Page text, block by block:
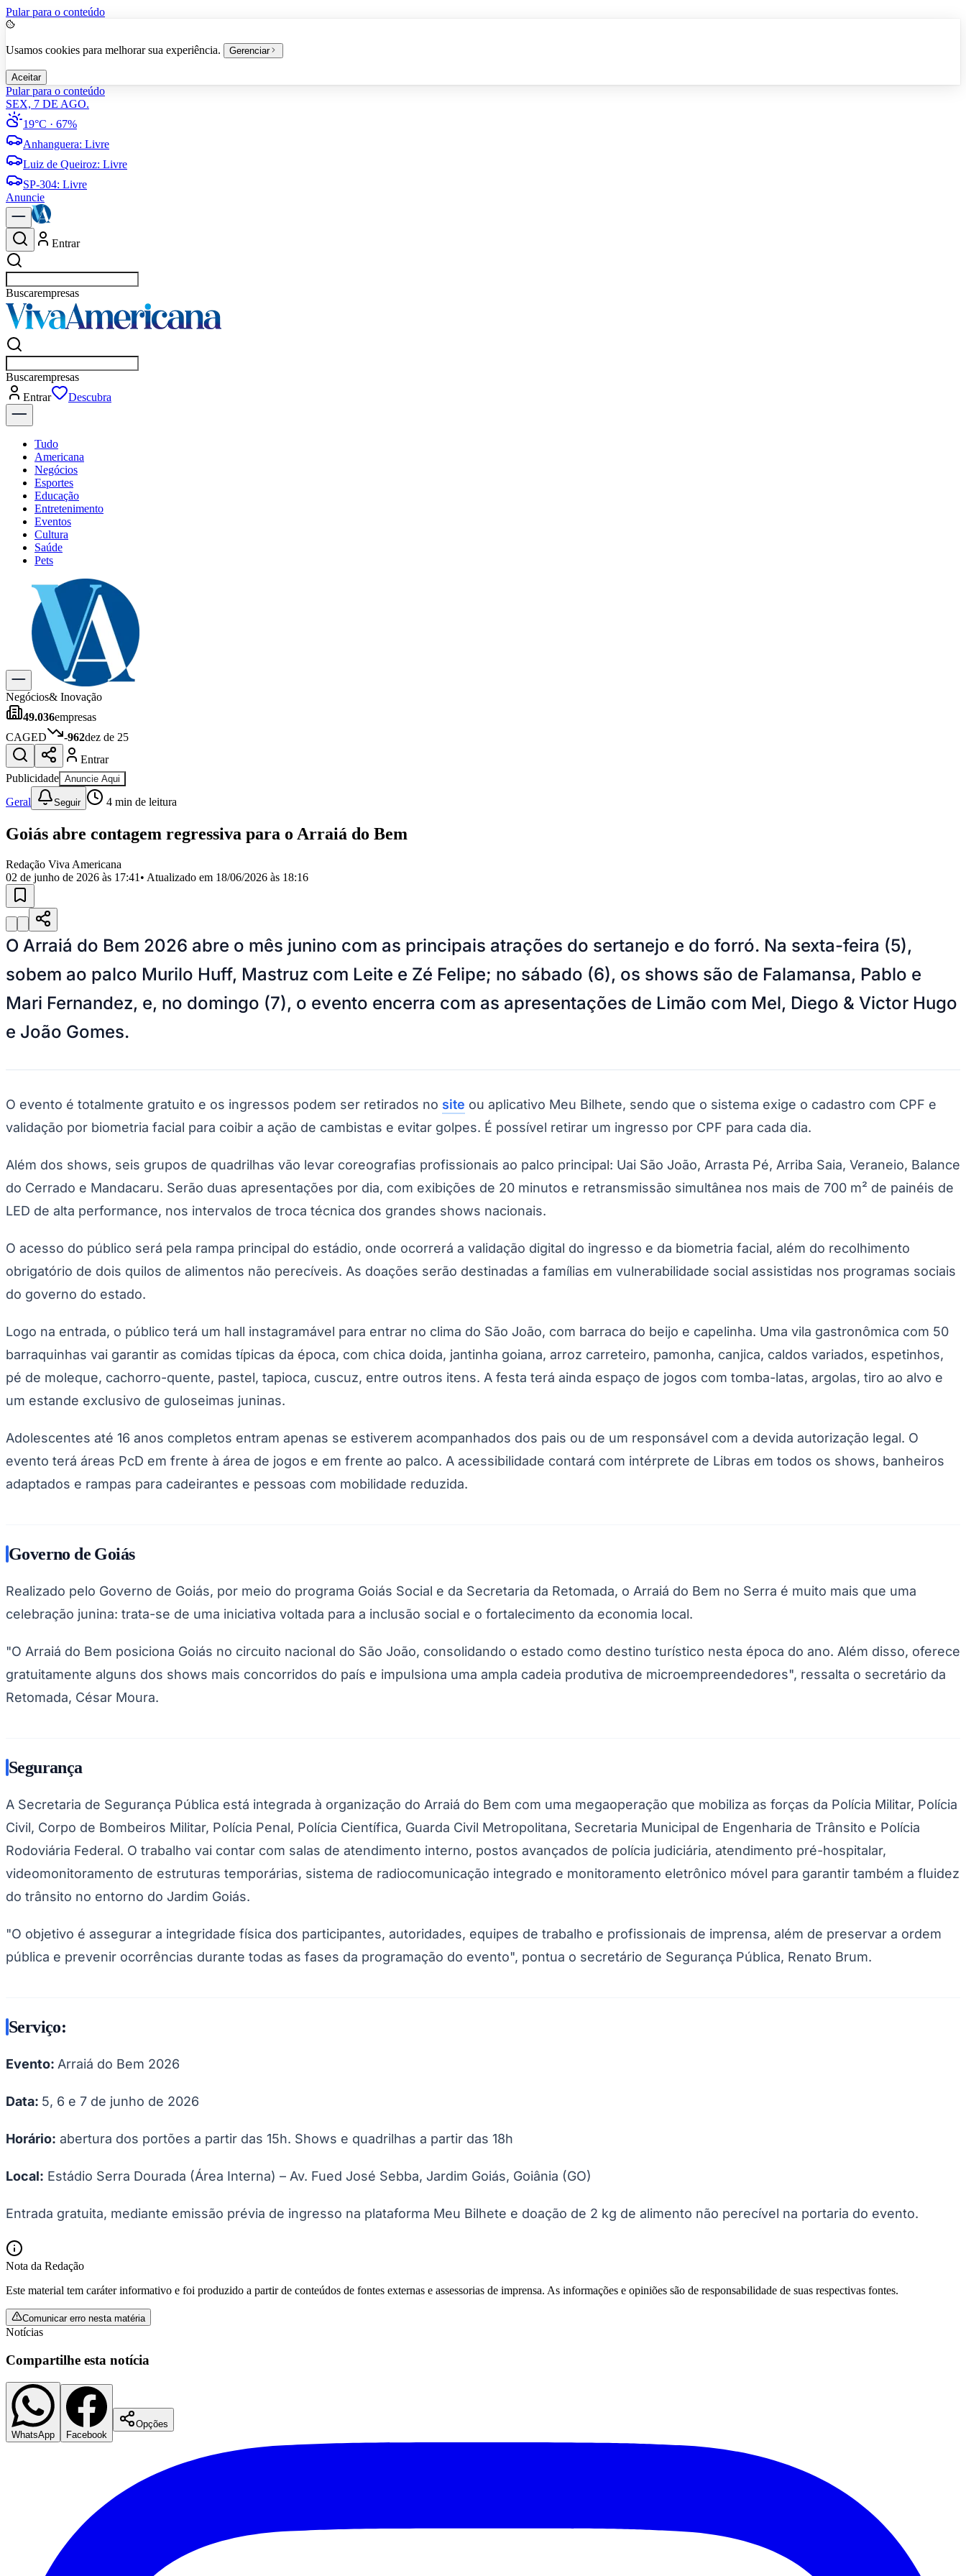
Pular para o conteúdo
Usamos cookies para melhorar sua experiência. Gerenciar
Aceitar
Pular para o conteúdo
SEX, 7 DE AGO.
19°C · 67%
Anhanguera: Livre
Luiz de Queiroz: Livre
SP-304: Livre
Anuncie
Entrar
Buscarempresas em American
Buscarempresas em American
Entrar
Descubra
Tudo
Americana
Negócios
Esportes
Educação
Entretenimento
Eventos
Cultura
Saúde
Pets
Explore Tudo
Últimas Notícias
Previsão do Tempo
Dia a Dia & Lazer
Gastronomia
Cinema & Shows
Para Sua Empresa
Anuncie no Portal
Cadastrar Empresa
Divulgar Vagas
Publicidade Legal
Política
Eleições
Segurança
Cultura
Obras
Educação
Bairros de Americana
CentroJardim Girassol
Para Sua Empresa
Anuncie no Portal
Divulgar VagasNovo
Hub de Negócios
Guia Comercial
Selo Verificado
Para Sua Empresa
Anuncie no Portal
Anunciar VagasNovo
NBA
NFL
Fórmula 1
UFC
Tênis (ATP)
NHL
Vôlei
Competições de Futebol
Brasileirão Série B
Paulistão
Copa do Brasil
Libertadores
Sul-Americana
Bundesliga
Mundial 2026
Times - Ir direto
Negócios& Inovação
49.036empresas
CAGED
-962dez de 25
Entrar
Publicidade Anuncie Aqui
Geral Seguir 4 min de leitura
Goiás abre contagem regressiva para o Arraiá do Bem
Redação Viva Americana
02 de junho de 2026 às 17:41 • Atualizado em 18/06/2026 às 18:16
O Arraiá do Bem 2026 abre o mês junino com as principais atrações do sertanejo e do forró. Na sexta-feira (5),
sobem ao palco Murilo Huff, Mastruz com Leite e Zé Felipe; no sábado (6), os shows são de Falamansa, Pablo e
Mari Fernandez, e, no domingo (7), o evento encerra com as apresentações de Limão com Mel, Diego & Victor Hugo
e João Gomes.
O evento é totalmente gratuito e os ingressos podem ser retirados no site ou aplicativo Meu Bilhete, sendo que o sistema exige o cadastro com CPF e
validação por biometria facial para coibir a ação de cambistas e evitar golpes. É possível retirar um ingresso por CPF para cada dia.
Além dos shows, seis grupos de quadrilhas vão levar coreografias profissionais ao palco principal: Uai São João, Arrasta Pé, Arriba Saia, Veraneio, Balance
do Cerrado e Mandacaru. Serão duas apresentações por dia, com exibições de 20 minutos e retransmissão simultânea nos mais de 700 m² de painéis de
LED de alta performance, nos intervalos de troca técnica dos grandes shows nacionais.
O acesso do público será pela rampa principal do estádio, onde ocorrerá a validação digital do ingresso e da biometria facial, além do recolhimento
obrigatório de dois quilos de alimentos não perecíveis. As doações serão destinadas a famílias em vulnerabilidade social assistidas nos programas sociais
do governo do estado.
Logo na entrada, o público terá um hall instagramável para entrar no clima do São João, com barraca do beijo e capelinha. Uma vila gastronômica com 50
barraquinhas vai garantir as comidas típicas da época, com chica doida, jantinha goiana, arroz carreteiro, pamonha, canjica, caldos variados, espetinhos,
pé de moleque, cachorro-quente, pastel, tapioca, cuscuz, entre outros itens. A festa terá ainda espaço de jogos com tomba-latas, argolas, tiro ao alvo e
um estande exclusivo de guloseimas juninas.
Adolescentes até 16 anos completos entram apenas se estiverem acompanhados dos pais ou de um responsável com a devida autorização legal. O
evento terá áreas PcD em frente à área de jogos e em frente ao palco. A acessibilidade contará com intérprete de Libras em todos os shows, banheiros
adaptados e rampas para cadeirantes e pessoas com mobilidade reduzida.
Governo de Goiás
Realizado pelo Governo de Goiás, por meio do programa Goiás Social e da Secretaria da Retomada, o Arraiá do Bem no Serra é muito mais que uma
celebração junina: trata-se de uma iniciativa voltada para a inclusão social e o fortalecimento da economia local.
"O Arraiá do Bem posiciona Goiás no circuito nacional do São João, consolidando o estado como destino turístico nesta época do ano. Além disso, oferece
gratuitamente alguns dos shows mais concorridos do país e impulsiona uma ampla cadeia produtiva de microempreendedores", ressalta o secretário da
Retomada, César Moura.
Segurança
A Secretaria de Segurança Pública está integrada à organização do Arraiá do Bem com uma megaoperação que mobiliza as forças da Polícia Militar, Polícia
Civil, Corpo de Bombeiros Militar, Polícia Penal, Polícia Científica, Guarda Civil Metropolitana, Secretaria Municipal de Engenharia de Trânsito e Polícia
Rodoviária Federal. O trabalho vai contar com salas de atendimento interno, postos avançados de polícia judiciária, atendimento pré-hospitalar,
videomonitoramento de estruturas temporárias, sistema de radiocomunicação integrado e monitoramento eletrônico móvel para garantir também a fluidez
do trânsito no entorno do Jardim Goiás.
"O objetivo é assegurar a integridade física dos participantes, autoridades, equipes de trabalho e profissionais de imprensa, além de preservar a ordem
pública e prevenir ocorrências durante todas as fases da programação do evento", pontua o secretário de Segurança Pública, Renato Brum.
Serviço:
Evento: Arraiá do Bem 2026
Data: 5, 6 e 7 de junho de 2026
Horário: abertura dos portões a partir das 15h. Shows e quadrilhas a partir das 18h
Local: Estádio Serra Dourada (Área Interna) – Av. Fued José Sebba, Jardim Goiás, Goiânia (GO)
Entrada gratuita, mediante emissão prévia de ingresso na plataforma Meu Bilhete e doação de 2 kg de alimento não perecível na portaria do evento.
Nota da Redação
Este material tem caráter informativo e foi produzido a partir de conteúdos de fontes externas e assessorias de imprensa. As informações e opiniões são de responsabilidade de suas respectivas fontes.
Comunicar erro nesta matéria
Notícias
Compartilhe esta notícia
WhatsApp Facebook
Opções